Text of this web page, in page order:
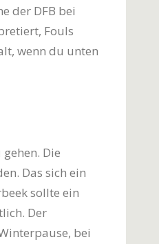
der DFB bei
Fouls
wenn du unten
Die
Das sich ein
sollte ein
Der
bei